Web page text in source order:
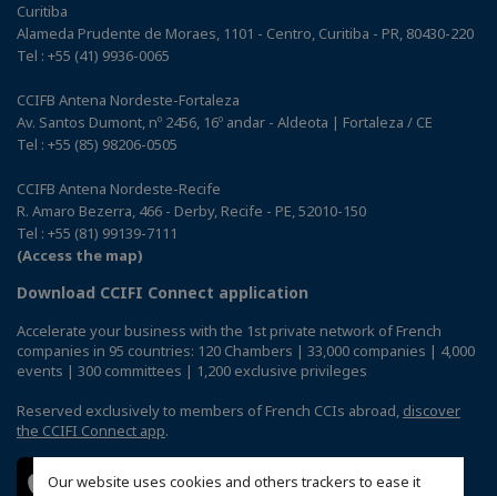
Our website uses cookies and others trackers to ease it
Curitiba
Alameda Prudente de Moraes, 1101 - Centro, Curitiba - PR, 80430-220
Tel : +55 (41) 9936-0065
CCIFB Antena Nordeste-Fortaleza
Av. Santos Dumont, nº 2456, 16º andar - Aldeota | Fortaleza / CE
Tel : +55 (85) 98206-0505
CCIFB Antena Nordeste-Recife
R. Amaro Bezerra, 466 - Derby, Recife - PE, 52010-150
Tel : +55 (81) 99139-7111
(Access the map)
Download CCIFI Connect application
Accelerate your business with the 1st private network of French
companies in 95 countries: 120 Chambers | 33,000 companies | 4,000
events | 300 committees | 1,200 exclusive privileges
Reserved exclusively to members of French CCIs abroad, discover
the CCIFI Connect app.